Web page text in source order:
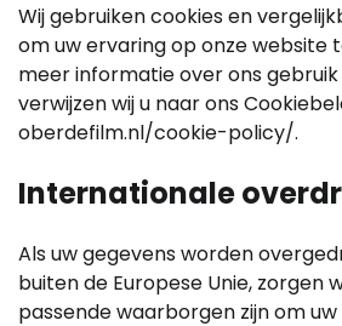
Wij gebruiken cookies en
om uw ervaring op onze website
meer informatie over ons gebruik
verwijzen wij u naar ons
oberdefilm.nl/cookie-policy/.
Internationale
Als uw gegevens worden
buiten de Europese Unie, zorgen
passende waarborgen zijn om